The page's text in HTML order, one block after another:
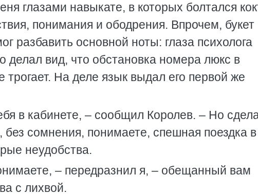
глазами навыкате, в которых болтался
понимания и ободрения. Впрочем, букет
разбавить основной ноты: глаза психолога
делал вид, что обстановка номера люкс в
трогает. На деле язык выдал его первой же
в кабинете, – сообщил Королев. – Но
сомнения, понимаете, спешная поездка в
неудобства.
– передразнил я, – обещанный вам
с лихвой.